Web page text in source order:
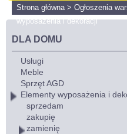
Strona główna> Ogłoszenia
wyposażenia i dekoracji
DLA DOMU
Usługi
Meble
Sprzęt AGD
Elementy wyposażenia i
sprzedam
zakupię
zamienię